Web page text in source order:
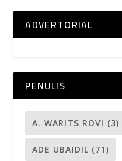
ADVERTORIAL
PENULIS
A. WARITS ROVI (3)
ADE UBAIDIL (71)